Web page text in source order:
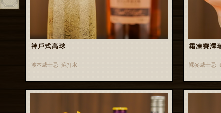
神戶式高球
波本威士忌 蘇打水
霜凍賽澤
裸麥威士忌